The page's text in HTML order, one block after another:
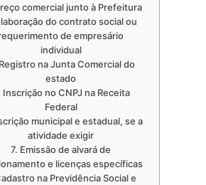
comercial junto à Prefeitura
do contrato social ou
de empresário
individual
na Junta Comercial do
estado
Inscrição no CNPJ na Receita
Federal
municipal e estadual, se a
atividade exigir
7. Emissão de alvará de
e licenças específicas
na Previdência Social e